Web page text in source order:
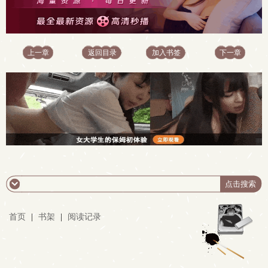
上一章 返回目录 加入书签 下一章
首页 书架 阅读记录